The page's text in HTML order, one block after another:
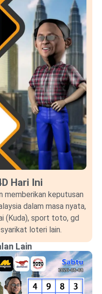
Hari Ini
memberikan keputusan
dalam masa nyata,
(Kuda), sport toto, gd
loteri lain.
Lain